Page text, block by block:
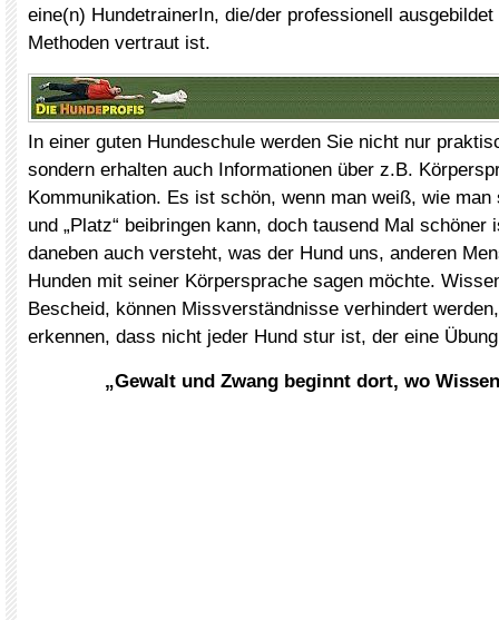
eine(n) HundetrainerIn, die/der professionell
Methoden vertraut ist.
In einer guten Hundeschule werden Sie nicht nur
sondern erhalten auch Informationen über z.B.
Kommunikation. Es ist schön, wenn man weiß, wie man
und „Platz“ beibringen kann, doch tausend Mal schöner
daneben auch versteht, was der Hund uns, anderen
Hunden mit seiner Körpersprache sagen möchte.
Bescheid, können Missverständnisse verhindert
erkennen, dass nicht jeder Hund stur ist, der eine
„Gewalt und Zwang beginnt dort, wo